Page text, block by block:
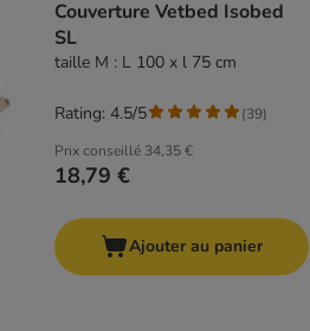
Couverture Vetbed Isobed
SL
taille M : L 100 x l 75 cm
Prix conseillé 34,35 €
18,79 €
Rating: 4.5/5 (39)
Ajouter au panier